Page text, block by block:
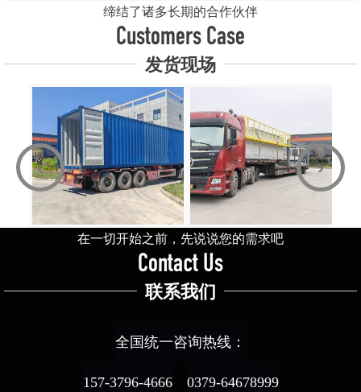
缔结了诸多长期的合作伙伴
Customers Case
发货现场
‹ ›
在一切开始之前，先说说您的需求吧
Contact Us
联系我们
全国统一咨询热线：
157-3796-4666 0379-64678999